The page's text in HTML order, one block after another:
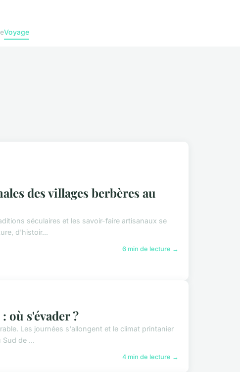
Voyage
des villages berbères au
séculaires et les savoir-faire artisanaux se
d'histoir...
6 min de lecture →
où s'évader ?
Les journées s'allongent et le climat printanier
Sud de ...
4 min de lecture →